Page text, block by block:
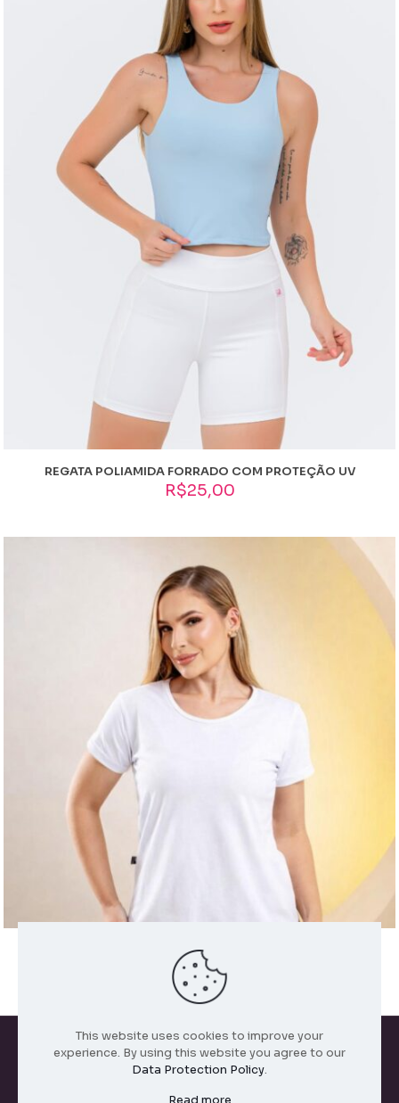
REGATA POLIAMIDA FORRADO COM PROTEÇÃO UV
R$25,00
BLUSA BABY LOOK POLIAMIDA
R$ 25,00
This website uses cookies to improve your
experience. By using this website you agree to our
Data Protection Policy.
Read more